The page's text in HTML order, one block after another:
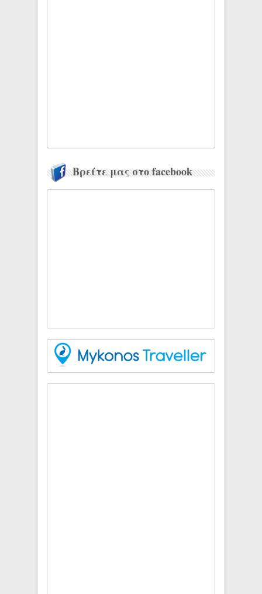
Βρείτε μας στο facebook